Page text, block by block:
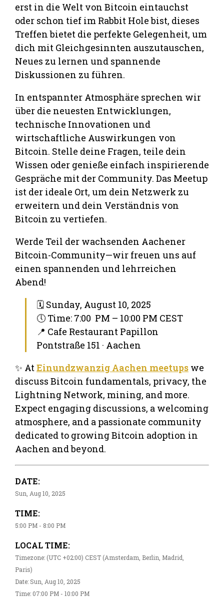
erst in die Welt von Bitcoin eintauchst
oder schon tief im Rabbit Hole bist, dieses
Treffen bietet die perfekte Gelegenheit, um
dich mit Gleichgesinnten auszutauschen,
Neues zu lernen und spannende
Diskussionen zu führen.
In entspannter Atmosphäre sprechen wir
über die neuesten Entwicklungen,
technische Innovationen und
wirtschaftliche Auswirkungen von
Bitcoin. Stelle deine Fragen, teile dein
Wissen oder genieße einfach inspirierende
Gespräche mit der Community. Das Meetup
ist der ideale Ort, um dein Netzwerk zu
erweitern und dein Verständnis von
Bitcoin zu vertiefen.
Werde Teil der wachsenden Aachener
Bitcoin-Community—wir freuen uns auf
einen spannenden und lehrreichen
Abend!
🗓 Sunday, August 10, 2025
🕔 Time: 7:00 PM – 10:00 PM CEST
📍 Cafe Restaurant Papillon
Pontstraße 151 · Aachen
✨ AtEinundzwanzig Aachen meetups we
discuss Bitcoin fundamentals, privacy, the
Lightning Network, mining, and more.
Expect engaging discussions, a welcoming
atmosphere, and a passionate community
dedicated to growing Bitcoin adoption in
Aachen and beyond.
DATE:
Sun, Aug 10, 2025
TIME:
5:00 PM - 8:00 PM
LOCAL TIME:
Timezone: (UTC +02:00) CEST (Amsterdam, Berlin, Madrid,
Paris)
Date: Sun, Aug 10, 2025
Time: 07:00 PM - 10:00 PM